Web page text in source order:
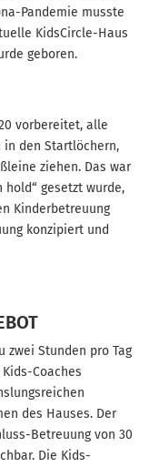
Pandemie musste
KidsCircle-Haus
geboren.
vorbereitet, alle
in den Startlöchern,
ziehen. Das war
gesetzt wurde,
Kinderbetreuung
konzipiert und
zwei Stunden pro Tag
Coaches
des Hauses. Der
Betreuung von 30
Die Kids-